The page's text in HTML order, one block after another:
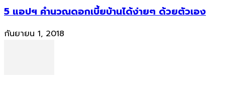
5 แอปฯ คำนวณดอกเบี้ยบ้านได้ง่ายๆ ด้วยตัวเอง
กันยายน 1, 2018